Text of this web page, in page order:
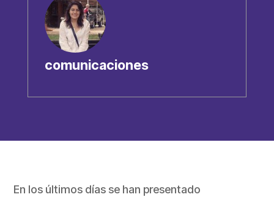
comunicaciones
En los últimos días se han presentado